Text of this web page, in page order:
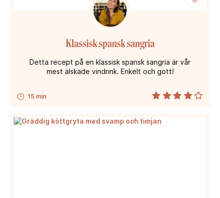
15 min
Klassisk spansk sangria
Detta recept på en klassisk spansk sangria är vår
mest älskade vindrink. Enkelt och gott!